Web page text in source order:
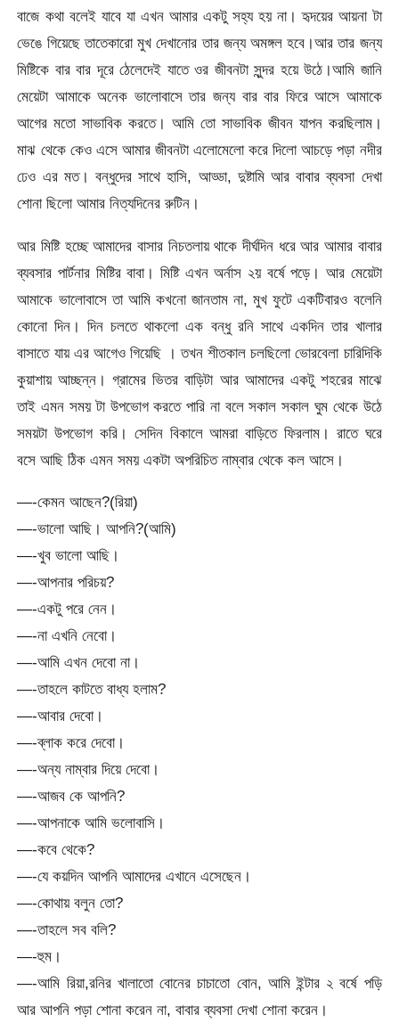
বাজে কথা বলেই যাবে যা এখন আমার একটু সহ্য হয় না। হৃদয়ের আয়না টা
ভেঙে গিয়েছে তাতেকারো মুখ দেখানোর তার জন্য অমঙ্গল হবে।আর তার জন্য
মিষ্টিকে বার বার দূরে ঠেলেদেই যাতে ওর জীবনটা সুন্দর হয়ে উঠে।আমি জানি
মেয়েটা আমাকে অনেক ভালোবাসে তার জন্য বার বার ফিরে আসে আমাকে
আগের মতো সাভাবিক করতে। আমি তো সাভাবিক জীবন যাপন করছিলাম।
মাঝ থেকে কেও এসে আমার জীবনটা এলোমেলো করে দিলো আচড়ে পড়া নদীর
ঢেও এর মত। বন্ধুদের সাথে হাসি, আড্ডা, দুষ্টামি আর বাবার ব্যবসা দেখা
শোনা ছিলো আমার নিত্যদিনের রুটিন।
আর মিষ্টি হচ্ছে আমাদের বাসার নিচতলায় থাকে দীর্ঘদিন ধরে আর আমার বাবার
ব্যবসার পার্টনার মিষ্টির বাবা। মিষ্টি এখন অর্নাস ২য় বর্ষে পড়ে। আর মেয়েটা
আমাকে ভালোবাসে তা আমি কখনো জানতাম না, মুখ ফুটে একটিবারও বলেনি
কোনো দিন। দিন চলতে থাকলো এক বন্ধু রনি সাথে একদিন তার খালার
বাসাতে যায় এর আগেও গিয়েছি । তখন শীতকাল চলছিলো ভোরবেলা চারিদিকি
কুয়াশায় আচ্ছন্ন। গ্রামের ভিতর বাড়িটা আর আমাদের একটু শহরের মাঝে
তাই এমন সময় টা উপভোগ করতে পারি না বলে সকাল সকাল ঘুম থেকে উঠে
সময়টা উপভোগ করি। সেদিন বিকালে আমরা বাড়িতে ফিরলাম। রাতে ঘরে
বসে আছি ঠিক এমন সময় একটা অপরিচিত নাম্বার থেকে কল আসে।
—-কেমন আছেন?(রিয়া)
—-ভালো আছি। আপনি?(আমি)
—-খুব ভালো আছি।
—-আপনার পরিচয়?
—-একটু পরে নেন।
—-না এখনি নেবো।
—-আমি এখন দেবো না।
—-তাহলে কাটতে বাধ্য হলাম?
—-আবার দেবো।
—-ব্লাক করে দেবো।
—-অন্য নাম্বার দিয়ে দেবো।
—-আজব কে আপনি?
—-আপনাকে আমি ভলোবাসি।
—-কবে থেকে?
—-যে কয়দিন আপনি আমাদের এখানে এসেছেন।
—-কোথায় বলুন তো?
—-তাহলে সব বলি?
—-হুম।
—-আমি রিয়া,রনির খালাতো বোনের চাচাতো বোন, আমি ইন্টার ২ বর্ষে পড়ি
আর আপনি পড়া শোনা করেন না, বাবার ব্যবসা দেখা শোনা করেন।